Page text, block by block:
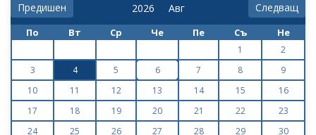
Предишен Следващ
По Вт Ср Че Пе Съ Не
1
2
3
4 5 6 7 8
9
10
11 12 13 14 15
16
17
18 19 20 21 22
23
24
25 26 27 28 29
30